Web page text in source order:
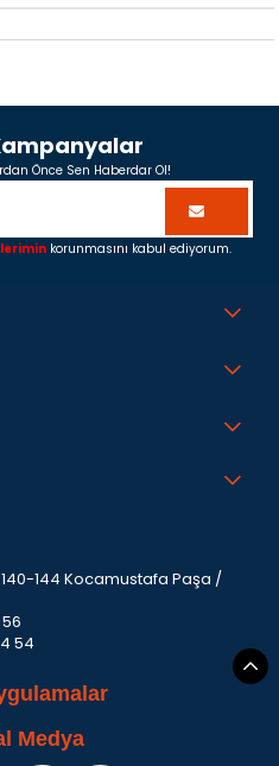
Önce Sen Haberdar Ol!
korunmasını kabul ediyorum.
144 Kocamustafa Paşa /
54
Medya